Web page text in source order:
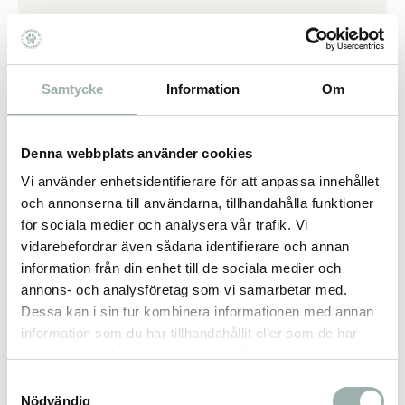
Samtycke Information Om
Denna webbplats använder cookies
Vi använder enhetsidentifierare för att anpassa innehållet
och annonserna till användarna, tillhandahålla funktioner
för sociala medier och analysera vår trafik. Vi
vidarebefordrar även sådana identifierare och annan
information från din enhet till de sociala medier och
annons- och analysföretag som vi samarbetar med.
Dessa kan i sin tur kombinera informationen med annan
information som du har tillhandahållit eller som de har
Nödvändig
Ever Clean¨ Lavender är en parfymerad
kattsand med tassaktiverad doft som avger en
fräsch doft av levendel när det behövs som
från urin och avföring genom aktiv
kolteknologi. Håll ditt hem och din kattlåda
fräscht och skapa en välbefinnande miljö för
din katt.
HÖGABSORBERADE KLUMPBILDANDE
KATTSAND: Speciellt framtagen,
klumpbildande kattsand som hindrar flytande
vätska från att nå botten av kattsandslådan
fräschhet för din kattlåda och ditt hem